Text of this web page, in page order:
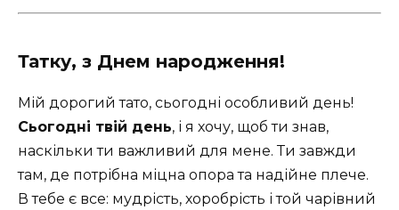
Татку, з Днем народження!
Мій дорогий тато, сьогодні особливий день!
Сьогодні твій день, і я хочу, щоб ти знав,
наскільки ти важливий для мене. Ти завжди
там, де потрібна міцна опора та надійне плече.
В тебе є все: мудрість, хоробрість і той чарівний